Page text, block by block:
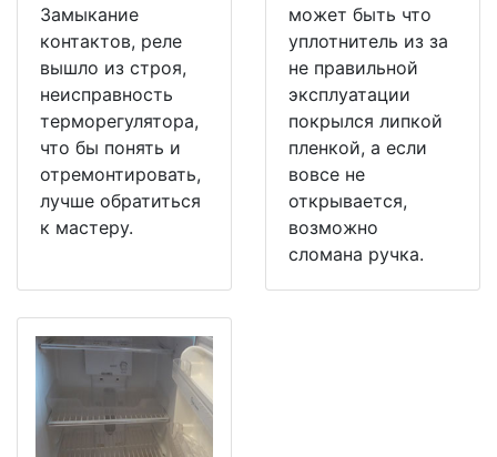
Замыкание
контактов, реле
вышло из строя,
неисправность
терморегулятора,
что бы понять и
отремонтировать,
лучше обратиться
к мастеру.
может быть что
уплотнитель из за
не правильной
эксплуатации
покрылся липкой
пленкой, а если
вовсе не
открывается,
возможно
сломана ручка.